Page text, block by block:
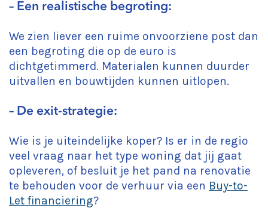
– Een realistische begroting:
We zien liever een ruime onvoorziene post dan
een begroting die op de euro is
dichtgetimmerd. Materialen kunnen duurder
uitvallen en bouwtijden kunnen uitlopen.
– De exit-strategie:
Wie is je uiteindelijke koper? Is er in de regio
veel vraag naar het type woning dat jij gaat
opleveren, of besluit je het pand na renovatie
te behouden voor de verhuur via een Buy-to-
Let financiering?